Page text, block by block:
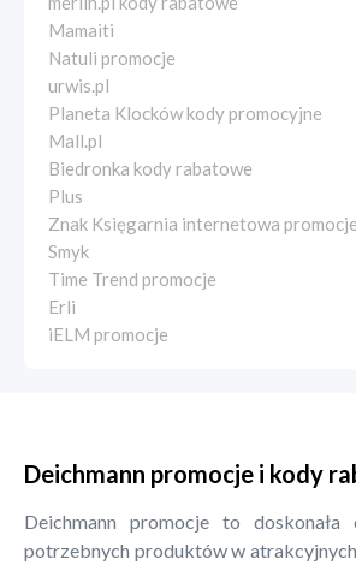
Mamaiti
Natuli promocje
urwis.pl
Planeta Klocków kody promocyjne
Mall.pl
Biedronka kody rabatowe
Plus
Znak Księgarnia internetowa promocje
Smyk
Time Trend promocje
Erli
iELM promocje
Deichmann promocje i kody
Deichmann promocje to
potrzebnych produktów w